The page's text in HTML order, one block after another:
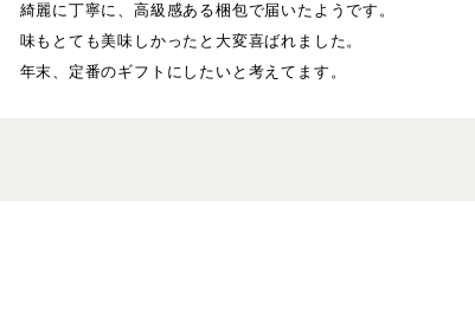
綺麗に丁寧に、高級感ある梱包で届いたようです。
味もとても美味しかったと大変喜ばれました。
年末、定番のギフトにしたいと考えてます。